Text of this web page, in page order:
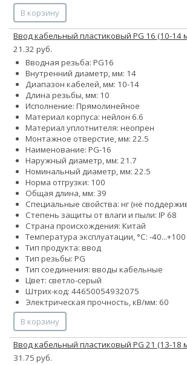
В корзину
Ввод кабельный пластиковый PG 16 (10-14
21.32 руб.
Вводная резьба: PG16
Внутренний диаметр, мм: 14
Диапазон кабелей, мм: 10-14
Длина резьбы, мм: 10
Исполнение: Прямолинейное
Материал корпуса: нейлон 6.6
Материал уплотнителя: неопрен
Монтажное отверстие, мм: 22.5
Наименование: PG-16
Наружный диаметр, мм: 21.7
Номинальный диаметр, мм: 22.5
Норма отгрузки: 100
Общая длина, мм: 39
Специальные свойства: нг (не
Степень защиты от влаги и пыли: IP 68
Страна происхождения: Китай
Температура эксплуатации, °С: -40...+100
Тип продукта: ввод
Тип резьбы: PG
Тип соединения: вводы кабельные
Цвет: светло-серый
Штрих-код: 44650054932075
Электрическая прочность, кВ/мм: 60
В корзину
Ввод кабельный пластиковый PG 21 (13-18
31.75 руб.